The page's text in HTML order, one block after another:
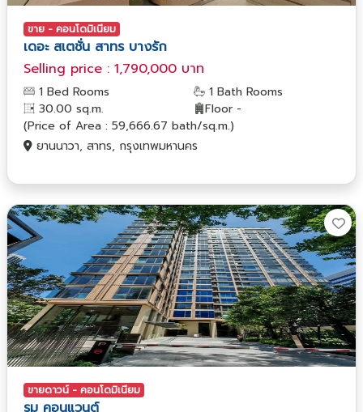
ขาย - คอนโดมิเนียม
เดอะ สเตชั่น สาทร บางรัก
Selling price : 1,790,000 บาท
1 Bed Rooms
1 Bath Rooms
30.00 sq.m.
Floor -
(Price of Area : 59,666.67 bath/sq.m.)
ยานนาวา, สาทร, กรุงเทพมหานคร
ขายดาวน์ - คอนโดมิเนียม
รม คอนแวนต์